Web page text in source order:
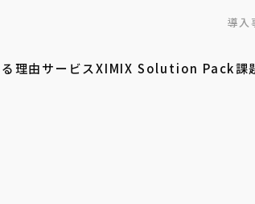
導入
理由サービスXIMIX Solution Pack課